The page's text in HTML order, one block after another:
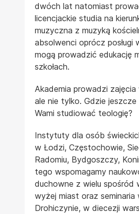
dwóch lat natomiast
licencjackie studia na
muzyczna z muzyką
absolwenci oprócz posługi
mogą prowadzić edukację
szkołach.
Akademia prowadzi zajęcia
ale nie tylko. Gdzie jeszcze
Wami studiować teologię?
Instytuty dla osób
w Łodzi, Częstochowie,
Radomiu, Bydgoszczy,
tego wspomagamy
duchowne z wielu spośród
wyżej miast oraz seminaria
Drohiczynie, w diecezji